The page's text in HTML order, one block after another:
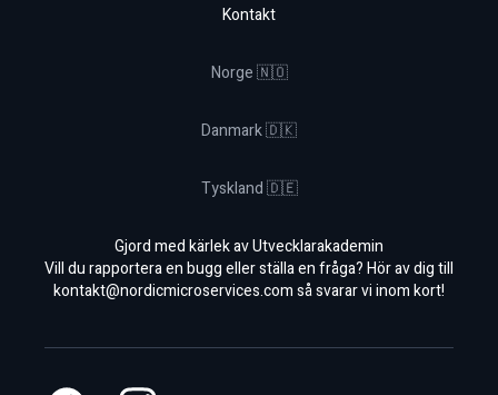
Kontakt
Norge 🇳🇴
Danmark 🇩🇰
Tyskland 🇩🇪
Gjord med kärlek av Utvecklarakademin
Vill du rapportera en bugg eller ställa en fråga? Hör av dig till
kontakt@nordicmicroservices.comså svarar vi inom kort!